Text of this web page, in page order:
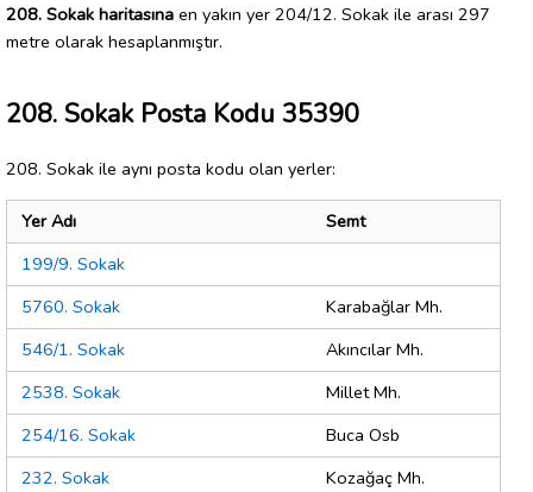
208. Sokak haritasına en yakın yer 204/12. Sokak ile arası 297
metre olarak hesaplanmıştır.
208. Sokak Posta Kodu 35390
208. Sokak ile aynı posta kodu olan yerler:
Yer Adı
Semt
199/9. Sokak
5760. Sokak
Karabağlar Mh.
546/1. Sokak
Akıncılar Mh.
2538. Sokak
Millet Mh.
254/16. Sokak
Buca Osb
232. Sokak
Kozağaç Mh.